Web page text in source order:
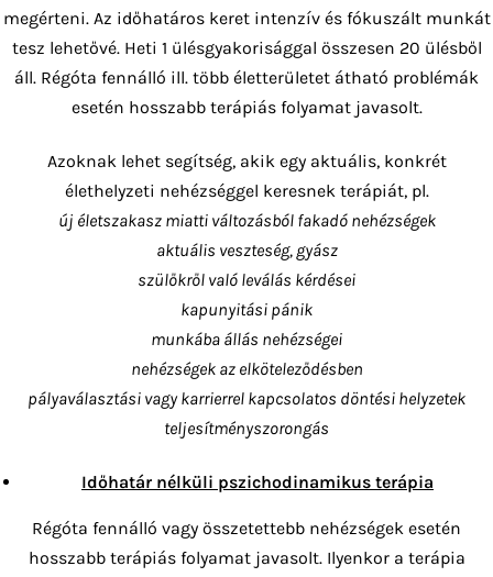
megérteni. Az időhatáros keret intenzív és fókuszált munkát
tesz lehetővé. Heti 1 ülésgyakorisággal összesen 20 ülésből
áll. Régóta fennálló ill. több életterületet átható problémák
esetén hosszabb terápiás folyamat javasolt.
Azoknak lehet segítség, akik egy aktuális, konkrét
élethelyzeti nehézséggel keresnek terápiát, pl.
új életszakasz miatti változásból fakadó nehézségek
aktuális veszteség, gyász
szülőkről való leválás kérdései
kapunyitási pánik
munkába állás nehézségei
nehézségek az elköteleződésben
pályaválasztási vagy karrierrel kapcsolatos döntési helyzetek
teljesítményszorongás
Időhatár nélküli pszichodinamikus terápia
Régóta fennálló vagy összetettebb nehézségek esetén
hosszabb terápiás folyamat javasolt. Ilyenkor a terápia